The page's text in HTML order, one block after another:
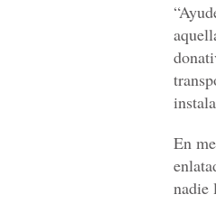
En
nadie